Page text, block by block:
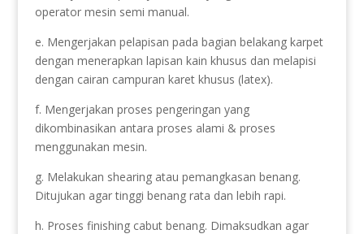
operator mesin semi manual.
e. Mengerjakan pelapisan pada bagian belakang karpet
dengan menerapkan lapisan kain khusus dan melapisi
dengan cairan campuran karet khusus (latex).
f. Mengerjakan proses pengeringan yang
dikombinasikan antara proses alami & proses
menggunakan mesin.
g. Melakukan shearing atau pemangkasan benang.
Ditujukan agar tinggi benang rata dan lebih rapi.
h. Proses finishing cabut benang. Dimaksudkan agar